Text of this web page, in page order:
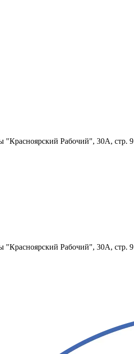
"Красноярский Рабочий", 30А, стр. 9
"Красноярский Рабочий", 30А, стр. 9